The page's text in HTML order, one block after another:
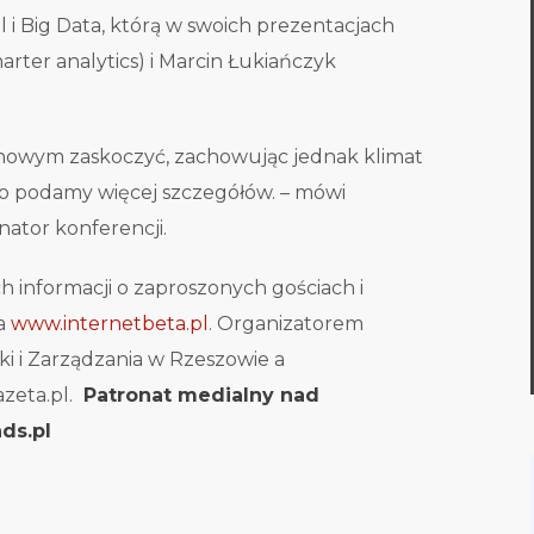
i Big Data, którą w swoich prezentacjach
analytics) i Marcin Łukiańczyk
zaskoczyć, zachowując jednak klimat
podamy więcej szczegółów. – mówi
konferencji.
informacji o zaproszonych gościach i
www.internetbeta.pl . Organizatorem
i Zarządzania w Rzeszowie a
Patronat medialny nad